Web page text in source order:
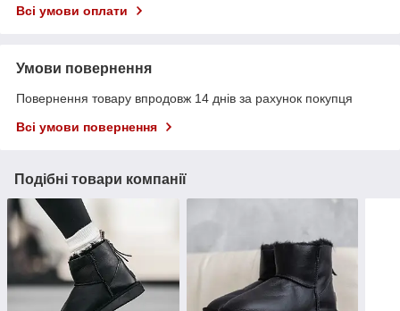
Всі умови оплати
Умови повернення
Повернення товару впродовж 14 днів за рахунок покупця
Всі умови повернення
Подібні товари компанії